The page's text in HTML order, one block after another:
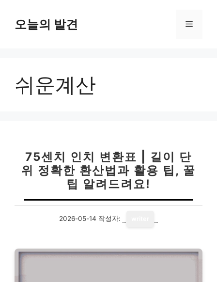
오늘의 발견 메
쉬운계산
75센치 인치 변환표 | 길이 단
위 정확한 환산법과 활용 팁, 꿀
팁 알려드려요!
2026-05-14 작성자: